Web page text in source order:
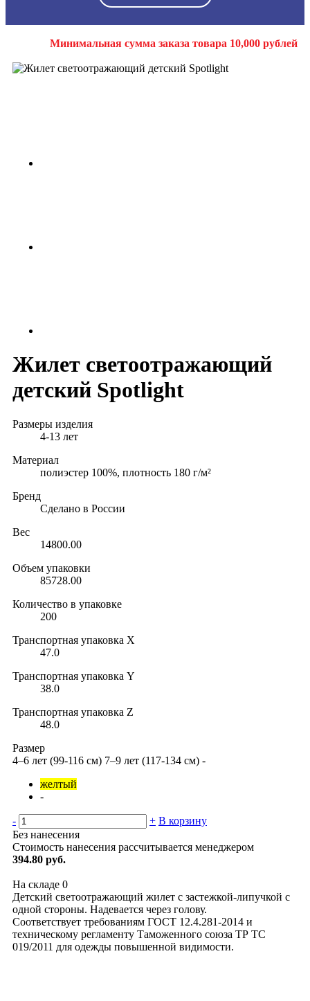
Минимальная сумма заказа товара 10,000 рублей
Жилет светоотражающий
детский Spotlight
Размеры изделия
4-13 лет
Материал
полиэстер 100%, плотность 180 г/м²
Бренд
Сделано в России
Вес
14800.00
Объем упаковки
85728.00
Количество в упаковке
200
Транспортная упаковка X
47.0
Транспортная упаковка Y
38.0
Транспортная упаковка Z
48.0
Размер
4–6 лет (99-116 см) 7–9 лет (117-134 см) -
желтый
-
- + В корзину
Без нанесения
Стоимость нанесения рассчитывается менеджером
394.80 руб.
На складе 0
Детский светоотражающий жилет с застежкой-липучкой с
одной стороны. Надевается через голову.
Соответствует требованиям ГОСТ 12.4.281-2014 и
техническому регламенту Таможенного союза ТР ТС
019/2011 для одежды повышенной видимости.